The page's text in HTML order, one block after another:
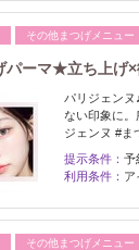
その他まつげメニュー
パーマ★立ち上げ
パリジェン
ない印象に。
ジェンヌ #ま
提示条件： 予
利用条件： ア
その他まつげメニュー